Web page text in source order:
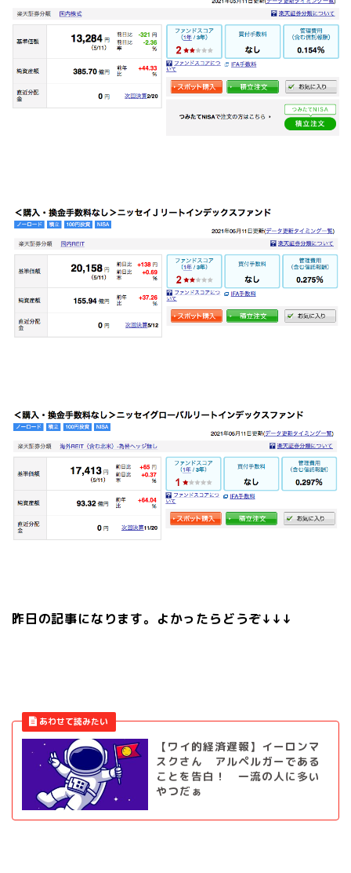
昨日の記事になります。よかったらどうぞ↓↓↓
【ワイ的経済遅報】イーロンマ
スクさん アルペルガーである
ことを告白！ 一流の人に多い
やつだぁ